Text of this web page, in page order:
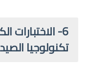
6- الاختبارات
تكنولوجيا الصيد